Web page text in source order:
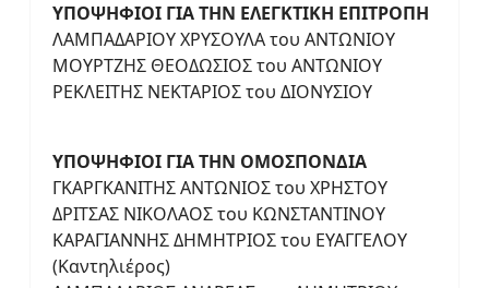
ΥΠΟΨΗΦΙΟΙ ΓΙΑ ΤΗΝ ΕΛΕΓΚΤΙΚΗ ΕΠΙΤΡΟΠΗ
ΛΑΜΠΑΔΑΡΙΟΥ ΧΡΥΣΟΥΛΑ του ΑΝΤΩΝΙΟΥ
ΜΟΥΡΤΖΗΣ ΘΕΟΔΩΣΙΟΣ του ΑΝΤΩΝΙΟΥ
ΡΕΚΛΕΙΤΗΣ ΝΕΚΤΑΡΙΟΣ του ΔΙΟΝΥΣΙΟΥ
ΥΠΟΨΗΦΙΟΙ ΓΙΑ ΤΗΝ ΟΜΟΣΠΟΝΔΙΑ
ΓΚΑΡΓΚΑΝΙΤΗΣ ΑΝΤΩΝΙΟΣ του ΧΡΗΣΤΟΥ
ΔΡΙΤΣΑΣ ΝΙΚΟΛΑΟΣ του ΚΩΝΣΤΑΝΤΙΝΟΥ
ΚΑΡΑΓΙΑΝΝΗΣ ΔΗΜΗΤΡΙΟΣ του ΕΥΑΓΓΕΛΟΥ
(Καντηλιέρος)